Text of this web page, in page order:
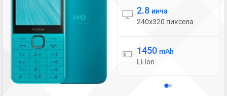
Екран
2.8 инча
240x320 пиксела
Батерија
1450 mAh
Li-Ion